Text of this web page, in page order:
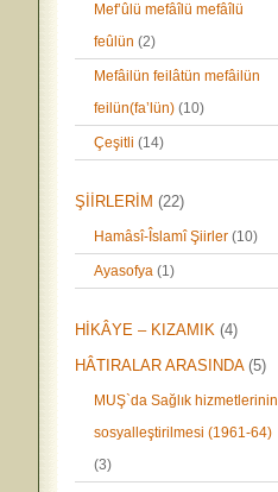
Mef’ûlü mefâîlü mefâîlü
feûlün (2)
Mefâilün feilâtün mefâilün
feilün(fa’lün) (10)
Çeşitli (14)
ŞİİRLERİM (22)
Hamâsî-Îslamî Şiirler (10)
Ayasofya (1)
HİKÂYE – KIZAMIK (4)
HÂTIRALAR ARASINDA(5)
MUŞ`da Sağlık hizmetlerinin
sosyalleştirilmesi (1961-64)
(3)